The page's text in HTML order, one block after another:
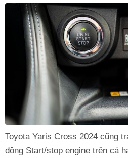
Toyota Yaris Cross 2024 cũng
động Start/stop engine trên cả